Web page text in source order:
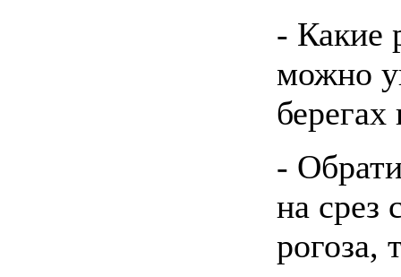
- Какие
можно
-
на срез
рогоза,